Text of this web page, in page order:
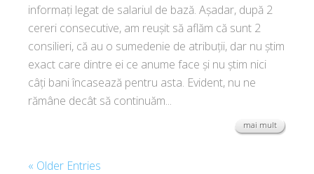
informați legat de salariul de bază. Așadar, după 2
cereri consecutive, am reușit să aflăm că sunt 2
consilieri, că au o sumedenie de atribuții, dar nu știm
exact care dintre ei ce anume face și nu știm nici
câți bani încasează pentru asta. Evident, nu ne
rămâne decât să continuăm...
mai mult
« Older Entries